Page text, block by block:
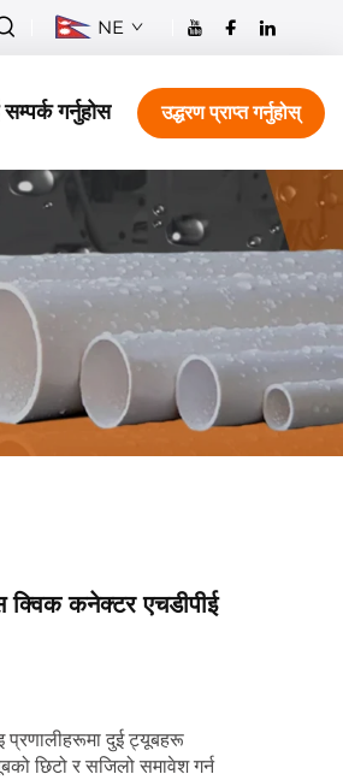
NE
सम्पर्क गर्नुहोस उद्धरण प्राप्त गर्नुहोस्
कनेक्टर एचडीपीई
प्रणालीहरूमा दुई ट्यूबहरू
छिटो र सजिलो समावेश गर्न